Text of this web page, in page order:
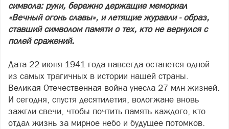
символа: руки, бережно держащие мемориал
«Вечный огонь славы», и летящие журавли - образ,
ставший символом памяти о тех, кто не вернулся с
полей сражений.
Дата 22 июня 1941 года навсегда останется одной
из самых трагичных в истории нашей страны.
Великая Отечественная война унесла 27 млн жизней.
И сегодня, спустя десятилетия, вологжане вновь
зажгли свечи, чтобы почтить память каждого, кто
отдал жизнь за мирное небо и будущее потомков.